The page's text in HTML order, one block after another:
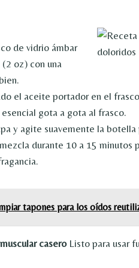
de vidrio ámbar
oz) con una
el aceite portador en el
gota a gota al frasco.
y agite suavemente la
durante 10 a 15
tapones para los oídos
caseroListo para usar